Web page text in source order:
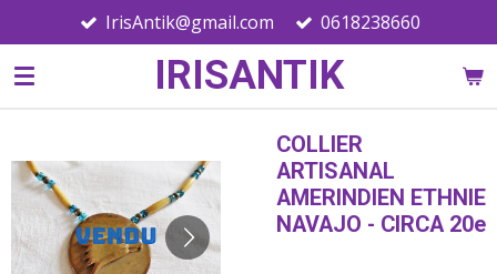
au
contenu
IRISANTIK
IrisAntik@gmail.com 0618238660
COLLIER
ARTISANAL
AMERINDIEN ETHNIE
NAVAJO - CIRCA 20e